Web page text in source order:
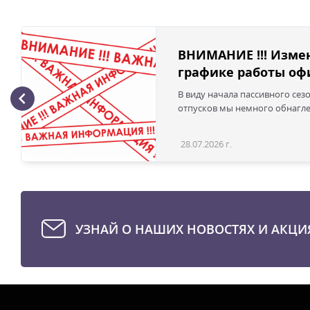
ВНИМАНИЕ !!!
графике работы
В виду начала пассивного
отпусков мы немного
28.07.2026 г.
УЗНАЙ О НАШИХ НОВОСТЯХ И